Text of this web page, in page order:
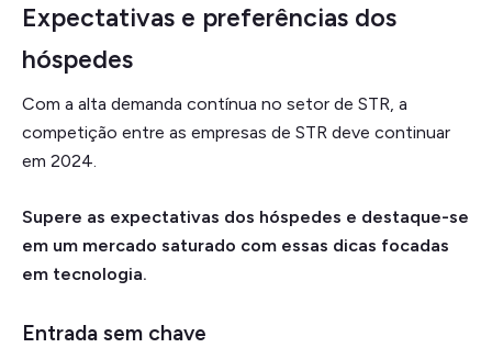
Expectativas e preferências dos
hóspedes
Com a alta demanda contínua no setor de STR, a
competição entre as empresas de STR deve continuar
em 2024.
Supere as expectativas dos hóspedes e destaque-se
em um mercado saturado com essas dicas focadas
em tecnologia.
Entrada sem chave